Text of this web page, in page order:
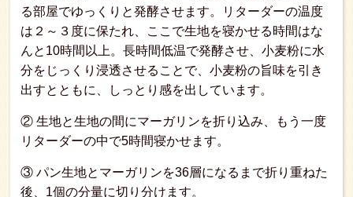
る部屋でゆっくりと発酵させます。リターダーの温度
は２～３度に保たれ、ここで生地を寝かせる時間はな
んと10時間以上。長時間低温で発酵させ、小麦粉に水
分をじっくり浸透させることで、小麦粉の旨味を引き
出すとともに、しっとり感を出しています。
② 生地と生地の間にマーガリンを折り込み、もう一度
リターダーの中で5時間寝かせます。
③ パン生地とマーガリンを36層になるまで折り重ねた
後、1個の分量に切り分けます。